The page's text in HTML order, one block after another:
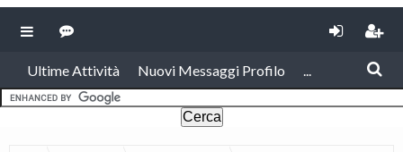
Ultime Attività Nuovi Messaggi Profilo ...